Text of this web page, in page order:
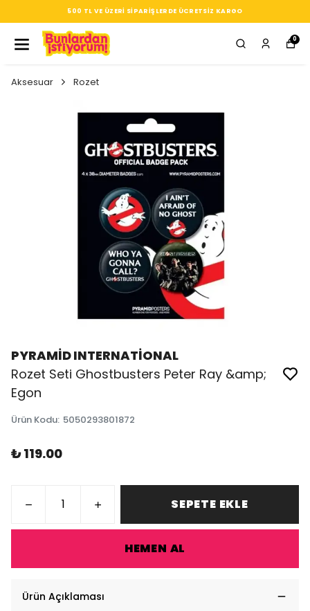
SEÇTIĞIN HER ÜRÜN, TARZINA DAIR KÜÇÜK BIR IMZA
0
Aksesuar Rozet
PYRAMİD INTERNATİONAL
Rozet Seti Ghostbusters Peter Ray &amp;
Egon
Ürün Kodu: 5050293801872
₺ 119.00
SEPETE EKLE
HEMEN AL
Ürün Açıklaması